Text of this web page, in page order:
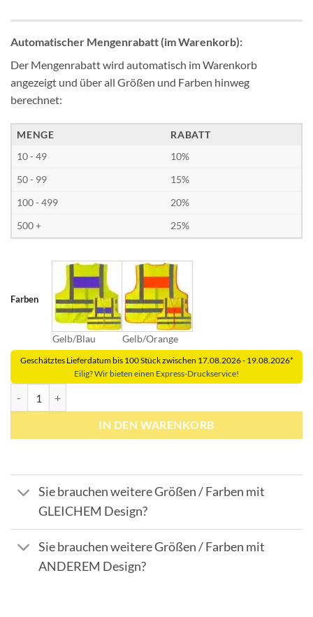
Automatischer Mengenrabatt (im Warenkorb):
Der Mengenrabatt wird automatisch im Warenkorb
angezeigt und über all Größen und Farben hinweg
berechnet:
MENGE
RABATT
10 - 49
10%
50 - 99
15%
100 - 499
20%
500 +
25%
Farben
Gelb/Blau Gelb/Orange
Geschätztes Lieferdatum bis 100 Stück zwischen 17.08.2026 - 19.08.2026*
Eilig? Wir bieten einen Express-Druckservice!
IN DEN WARENKORB
Sie brauchen weitere Größen / Farben mit
GLEICHEM Design?
Sie brauchen weitere Größen / Farben mit
ANDEREM Design?